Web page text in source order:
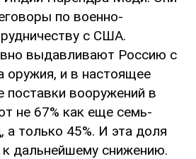
по военно-
с США.
выдавливают Россию с
оружия, и в настоящее
поставки вооружений в
не 67% как еще семь-
а только 45%. И эта доля
дальнейшему снижению.